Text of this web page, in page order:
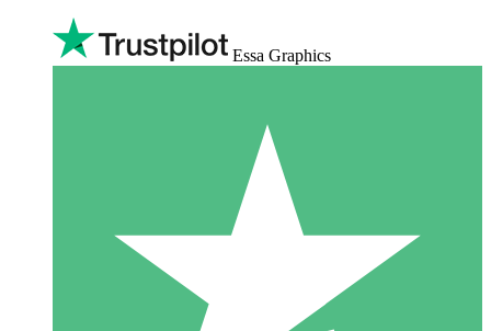
Essa Graphics